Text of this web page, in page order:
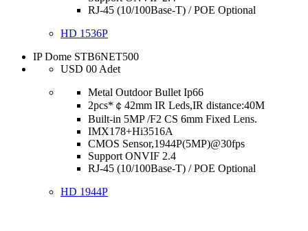
RJ-45 (10/100Base-T) / POE Optional
HD 1536P
IP Dome STB6NET500
USD 00 Adet
Metal Outdoor Bullet Ip66
2pcs*￠42mm IR Leds,IR distance:40M
Built-in 5MP /F2 CS 6mm Fixed Lens.
IMX178+Hi3516A
CMOS Sensor,1944P(5MP)@30fps
Support ONVIF 2.4
RJ-45 (10/100Base-T) / POE Optional
HD 1944P